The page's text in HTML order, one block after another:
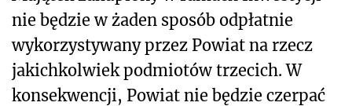
nie będzie w żaden sposób odpłatnie
wykorzystywany przez Powiat na rzecz
jakichkolwiek podmiotów trzecich. W
konsekwencji, Powiat nie będzie czerpać